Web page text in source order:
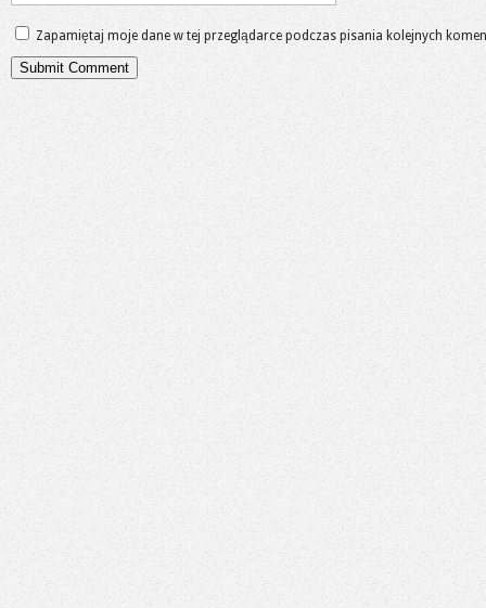
Zapamiętaj moje dane w tej przeglądarce podczas pisania kolejnych